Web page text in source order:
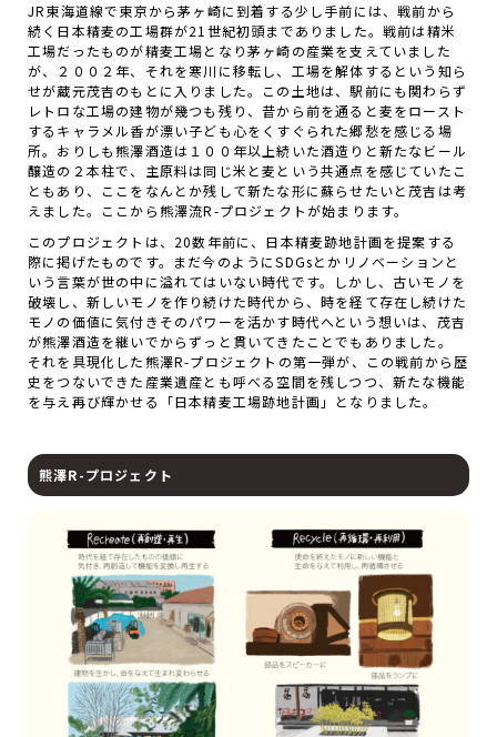
JR東海道線で東京から茅ヶ崎に到着する少し手前には、戦前から
続く日本精麦の工場群が21世紀初頭までありました。戦前は精米
工場だったものが精麦工場となり茅ヶ崎の産業を支えていました
が、２００２年、それを寒川に移転し、工場を解体するという知ら
せが蔵元茂吉のもとに入りました。この土地は、駅前にも関わらず
レトロな工場の建物が幾つも残り、昔から前を通ると麦をロースト
するキャラメル香が漂い子ども心をくすぐられた郷愁を感じる場
所。おりしも熊澤酒造は１００年以上続いた酒造りと新たなビール
醸造の２本柱で、主原料は同じ米と麦という共通点を感じていたこ
ともあり、ここをなんとか残して新たな形に蘇らせたいと茂吉は考
えました。ここから熊澤流R-プロジェクトが始まります。
このプロジェクトは、20数年前に、日本精麦跡地計画を提案する
際に掲げたものです。まだ今のようにSDGsとかリノベーションと
いう言葉が世の中に溢れてはいない時代です。しかし、古いモノを
破壊し、新しいモノを作り続けた時代から、時を経て存在し続けた
モノの価値に気付きそのパワーを活かす時代へという想いは、茂吉
が熊澤酒造を継いでからずっと貫いてきたことでもありました。
それを具現化した熊澤R-プロジェクトの第一弾が、この戦前から歴
史をつないできた産業遺産とも呼べる空間を残しつつ、新たな機能
を与え再び輝かせる「日本精麦工場跡地計画」となりました。
熊澤R-プロジェクト